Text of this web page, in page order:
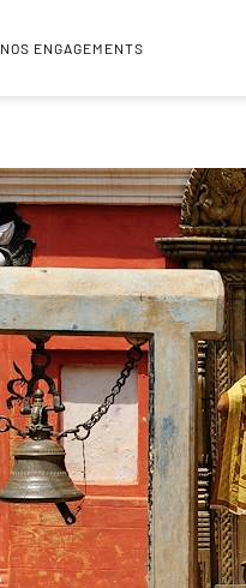
NOS ENGAGEMENTS